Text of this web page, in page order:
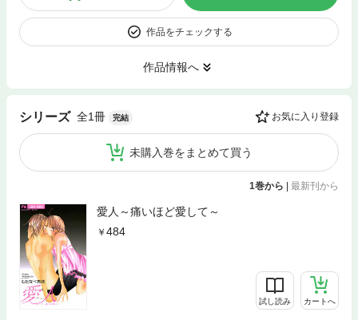
作品をチェックする
作品情報へ
シリーズ 全1冊 完結 お気に入り登録
未購入巻をまとめて買う
1巻から 最新刊から
愛人～痛いほど愛して～
484
試し読み カートへ